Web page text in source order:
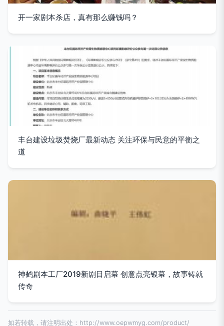
开一家剧本杀店，真有那么赚钱吗？
丰台建设垃圾焚烧厂最新动态 关注环保与民意的平衡之
道
神鹤剧本工厂2019新剧目启幕 创意点亮银幕，故事铸就
传奇
如若转载，请注明出处：http://www.oepwmyg.com/product/